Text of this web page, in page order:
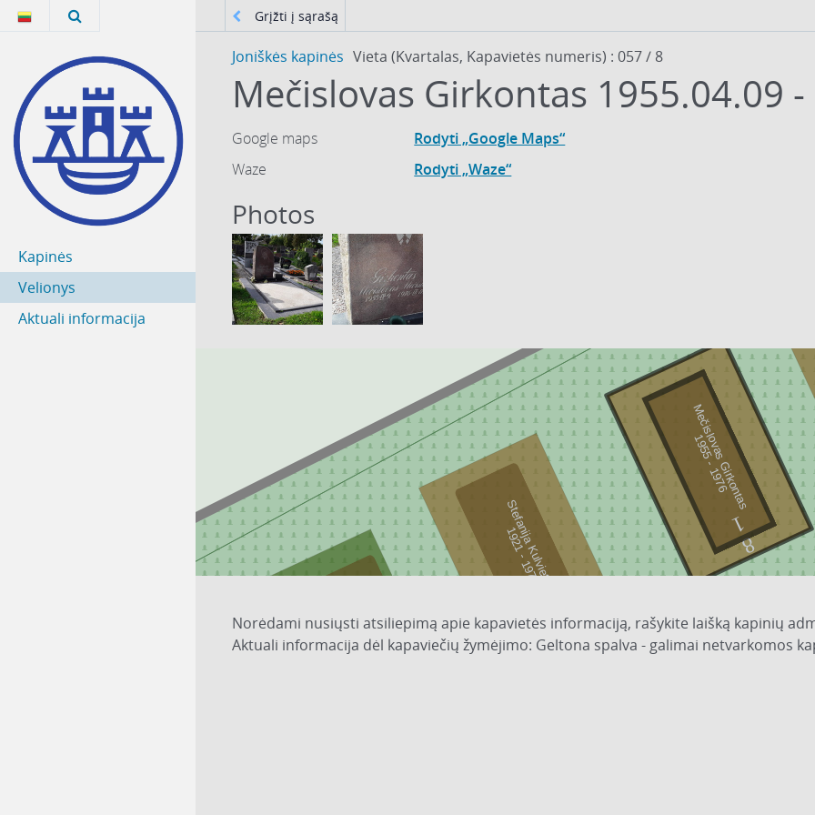
Kapinės
Velionys
Aktuali informacija
Grįžti į sąrašą
Joniškės kapinės Vieta (Kvartalas, Kapavietės numeris) : 057 / 8
Mečislovas Girkontas 1955.04.09
Google maps
Rodyti „Google Maps“
Waze
Rodyti „Waze“
Photos
8
7
1
1
Stefanija Kulvietienė
1
9
2
1
-
1
9
7
5
Mečislovas Girkontas
1
9
5
5
-
1
9
7
6
Norėdami nusiųsti atsiliepimą apie kapavietės informaciją, rašykite laišką kapinių
Aktuali informacija dėl kapaviečių žymėjimo: Geltona spalva - galimai netvarkomos